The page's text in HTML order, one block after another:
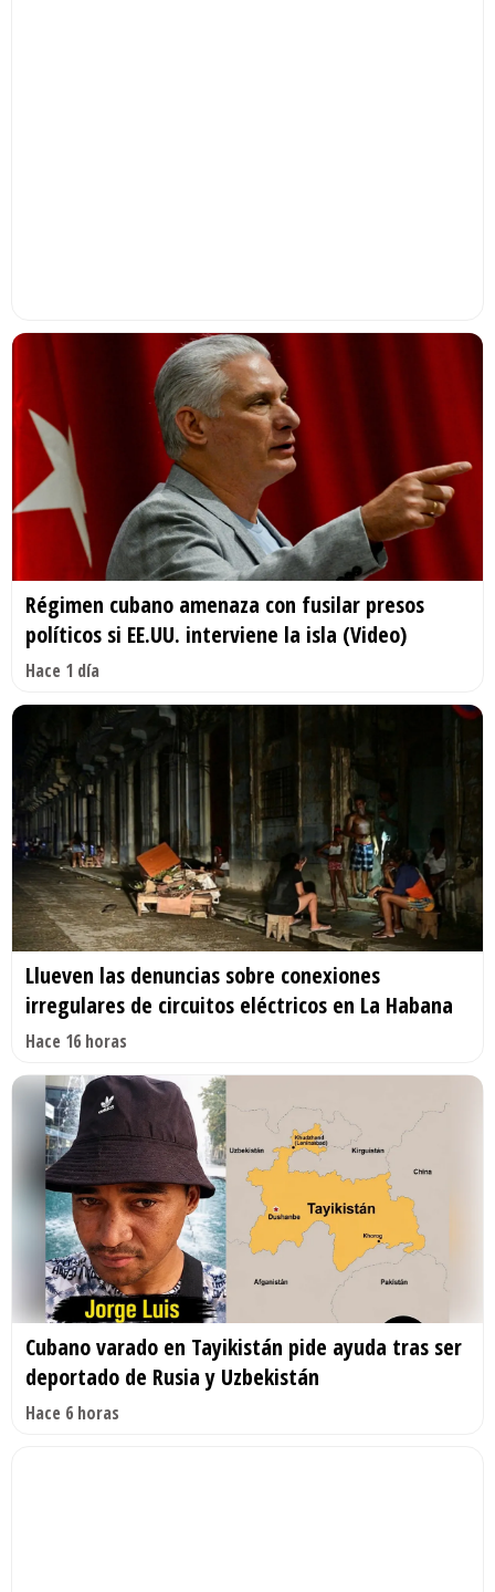
Régimen cubano amenaza con fusilar presos
políticos si EE.UU. interviene la isla (Video)
Hace 1 día
Llueven las denuncias sobre conexiones
irregulares de circuitos eléctricos en La Habana
Hace 16 horas
Cubano varado en Tayikistán pide ayuda tras ser
deportado de Rusia y Uzbekistán
Hace 6 horas